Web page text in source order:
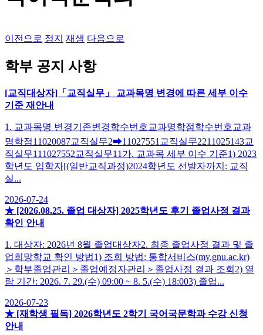
이전으로 정지 재생 다음으로
학부 공지 사항
[교직대상자]「교직실무」 교과목명 변경에 따른 세부 이수
기준 재안내
1. 교과목명 변경기존변경학수번호교과명학점학수번호교과
명학점11020087교직실무2➡11027551교직실무2211025143교
직실무111027552교직실무11가. 교과목 세부 이수 기준1) 2023
학년도 입학자[(일반교직과정)2024학년도 선발자까지: 교직
실...
2026-07-24
★ [2026.08.25. 졸업 대상자] 2025학년도 후기 졸업사정 결과
확인 안내
1. 대상자: 2026년 8월 졸업대상자2. 최종 졸업사정 결과 및 졸
업희망학교 확인 방법1) 조회 방법: 통합서비스(my.gnu.ac.kr)
＞학부졸업관리＞졸업예정자관리＞졸업사정 결과 조회2) 열
람 기간: 2026. 7. 29.(수) 09:00 ~ 8. 5.(수) 18:003) 졸업...
2026-07-23
★ [재학생 필독] 2026학년도 2학기 국어국문학과 수강 신청
안내